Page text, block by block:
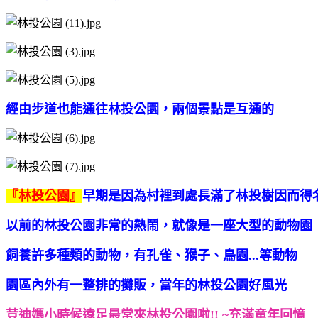
經由步道也能通往林投公園，兩個景點是互通的
『林投公園』 早期是因為村裡到處長滿了林投樹因而得
以前的林投公園非常的熱鬧，就像是一座大型的動物園
飼養許多種類的動物，有孔雀、猴子、鳥園...等動物
園區內外有一整排的攤販，當年的林投公園好風光
荳迪媽小時候遠足最常來林投公園啦!! ~充滿童年回憶